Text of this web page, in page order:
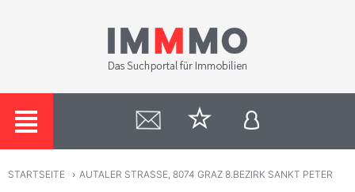
STARTSEITE › AUTALER STRASSE, 8074 GRAZ 8.BEZIRK SANKT PETER